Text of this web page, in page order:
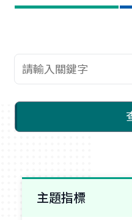
查詢關鍵字
主題指標